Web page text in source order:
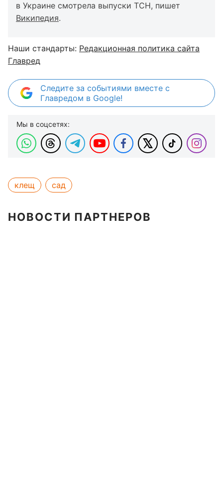
в Украине смотрела выпуски ТСН, пишет
Википедия.
Наши стандарты: Редакционная политика сайта
Главред
Следите за событиями вместе с
Главредом в Google!
Мы в соцсетях:
клещ сад
НОВОСТИ ПАРТНЕРОВ